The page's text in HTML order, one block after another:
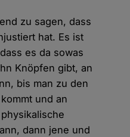
zu sagen, dass
hat. Es ist
es da sowas
Knöpfen gibt, an
bis man zu den
und an
dann jene und